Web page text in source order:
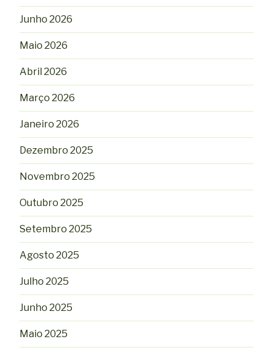
Junho 2026
Maio 2026
Abril 2026
Março 2026
Janeiro 2026
Dezembro 2025
Novembro 2025
Outubro 2025
Setembro 2025
Agosto 2025
Julho 2025
Junho 2025
Maio 2025